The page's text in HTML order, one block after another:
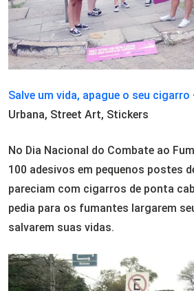
Salve um vida, apague o seu cigarro
Urbana, Street Art, Stickers
No Dia Nacional do Combate ao
100 adesivos em pequenos postes
pareciam com cigarros de ponta
pedia para os fumantes largarem
salvarem suas vidas.